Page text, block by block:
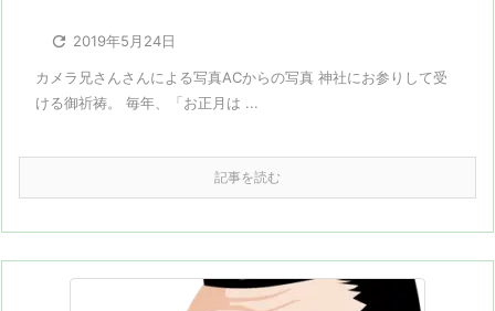
 2019年5月24日
カメラ兄さんさんによる写真ACからの写真 神社にお参りして受
ける御祈祷。 毎年、「お正月は ...
記事を読む